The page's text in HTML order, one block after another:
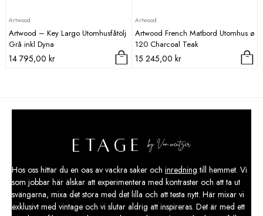
Artwood
Artwood – Key Largo Utomhusfåtölj
Grå inkl Dyna
14 795,00 kr
Artwood
Artwood French Matbord Utomhus ø
120 Charcoal Teak
15 245,00 kr
Hos oss hittar du en oas av vackra saker och inredning till hemmet. Vi
som jobbar här älskar att experimentera med kontraster och att ta ut
svängarna, mixa det stora med det lilla och att testa nytt. Här mixar vi
exklusivt med vintage och vi slutar aldrig att inspireras. Det är med ett